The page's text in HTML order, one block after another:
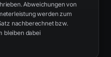
Abweichungen von
werden zum
nachberechnet bzw.
bleiben dabei